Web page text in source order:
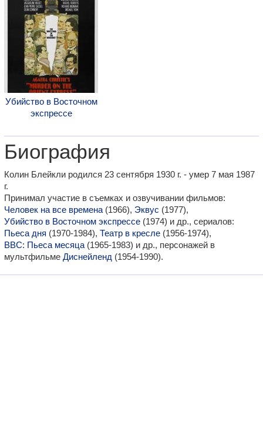
Убийство в Восточном
экспрессе
Биография
Колин Блейкли родился 23 сентября 1930 г. - умер 7 мая 1987
г.
Принимал участие в съемках и озвучивании фильмов:
Человек на все времена (1966), Эквус (1977),
Убийство в Восточном экспрессе (1974) и др., сериалов:
Пьеса дня (1970-1984), Театр в кресле (1956-1974),
BBC: Пьеса месяца (1965-1983) и др., персонажей в
мультфильме Диснейленд (1954-1990).